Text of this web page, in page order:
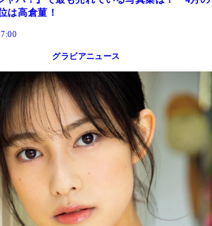
は高倉菫！
グラビアニュース